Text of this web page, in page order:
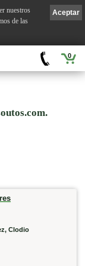
0
Clodio
Aceptar
nuestros
de las